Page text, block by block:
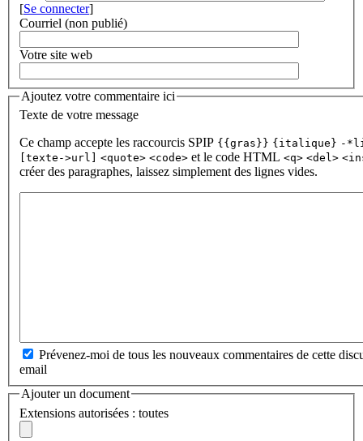
[Se connecter]
Courriel (non publié)
Votre site web
Ajoutez votre commentaire ici
Texte de votre message
Ce champ accepte les raccourcis SPIP {{gras}} {italique} -
[texte->url]
<quote> <code> et le code HTML <q> <del>
créer des paragraphes, laissez simplement des lignes vides.
Prévenez-moi de tous les nouveaux commentaires de cette
email
Ajouter un document
Extensions autorisées : toutes